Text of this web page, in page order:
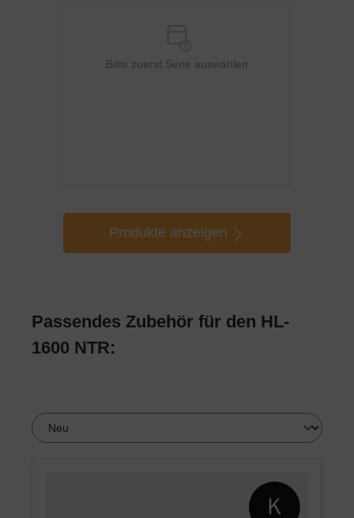
Bitte zuerst Serie auswählen
Produkte anzeigen
Passendes Zubehör für den HL-
1600 NTR: